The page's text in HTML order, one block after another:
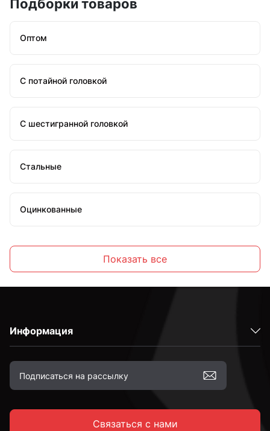
Подборки товаров
Оптом
С потайной головкой
С шестигранной головкой
Стальные
Оцинкованные
С неполной резьбой
к.п. 4,8
Показать все
Информация
Связаться с нами